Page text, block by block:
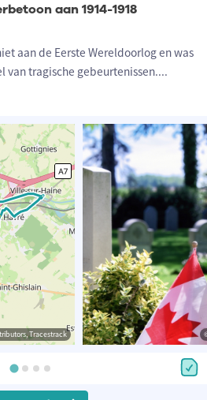
aan 1914-1918
aan de Eerste Wereldoorlog en was
van tragische gebeurtenissen....
Tracestrack